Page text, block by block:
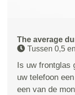
The average
Tussen 0,5
Is uw frontglas
uw telefoon
een van de